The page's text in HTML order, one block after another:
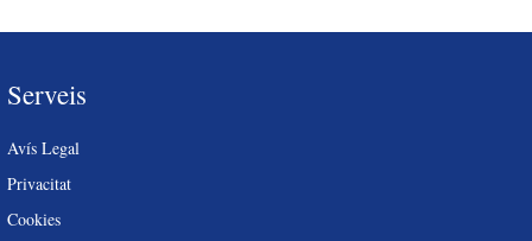
Serveis
Avís Legal
Privacitat
Cookies